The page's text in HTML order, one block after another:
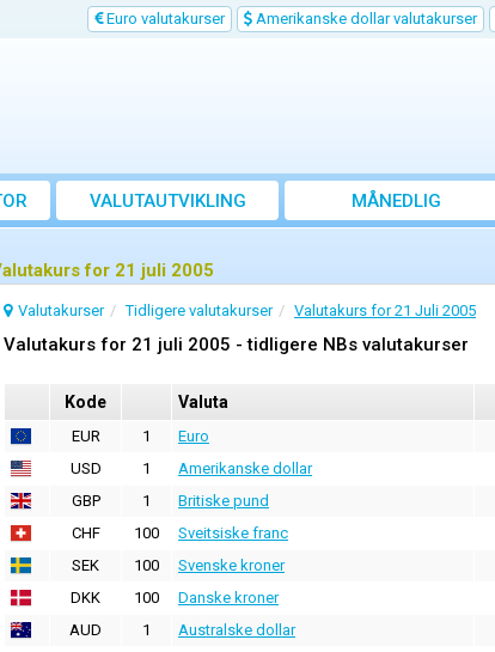
Euro valutakurser Amerikanske dollar valutakurser
VALUTAUTVIKLING
MÅNEDLIG
GJENNOMSNITTSKURS
for 21 juli 2005
Valutakurser Tidligere valutakurser Valutakurs for 21 Juli 2005
Valutakurs for 21 juli 2005 - tidligere NBs valutakurser
Kode Valuta
EUR 1 Euro
USD
1 Amerikanske dollar
GBP
1 Britiske pund
CHF
100 Sveitsiske franc
SEK
100 Svenske kroner
DKK
100 Danske kroner
AUD
1 Australske dollar